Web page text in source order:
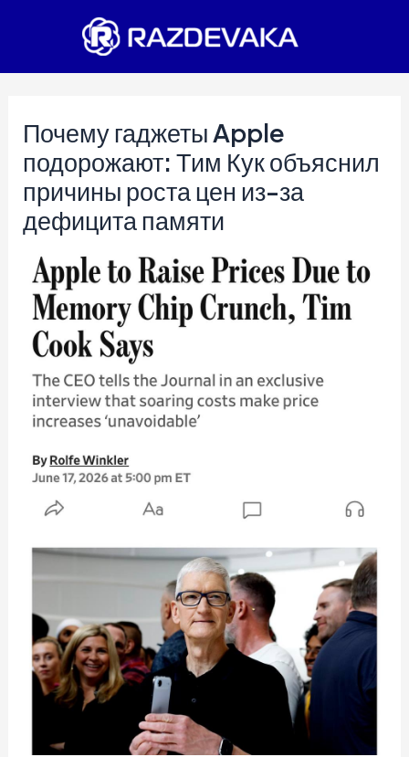
Почему гаджеты Apple
подорожают: Тим Кук объяснил
причины роста цен из-за
дефицита памяти